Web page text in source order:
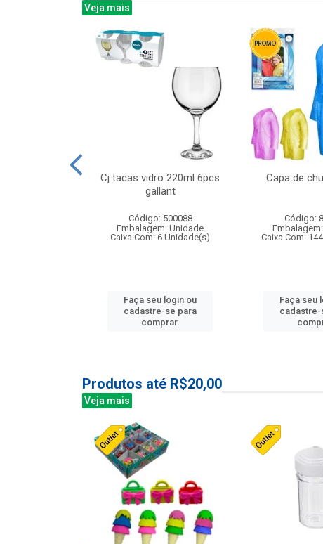
Veja mais
Cj tacas vidro 220ml 6pcs
gallant
Código: 500088
Embalagem: Unidade
Caixa Com: 6 Unidade(s)
Faça seu login ou
cadastre-se para
comprar.
Capa de
Código:
Caixa Com:
Faça seu
cadastre-
Produtos até R$20,00
Veja mais